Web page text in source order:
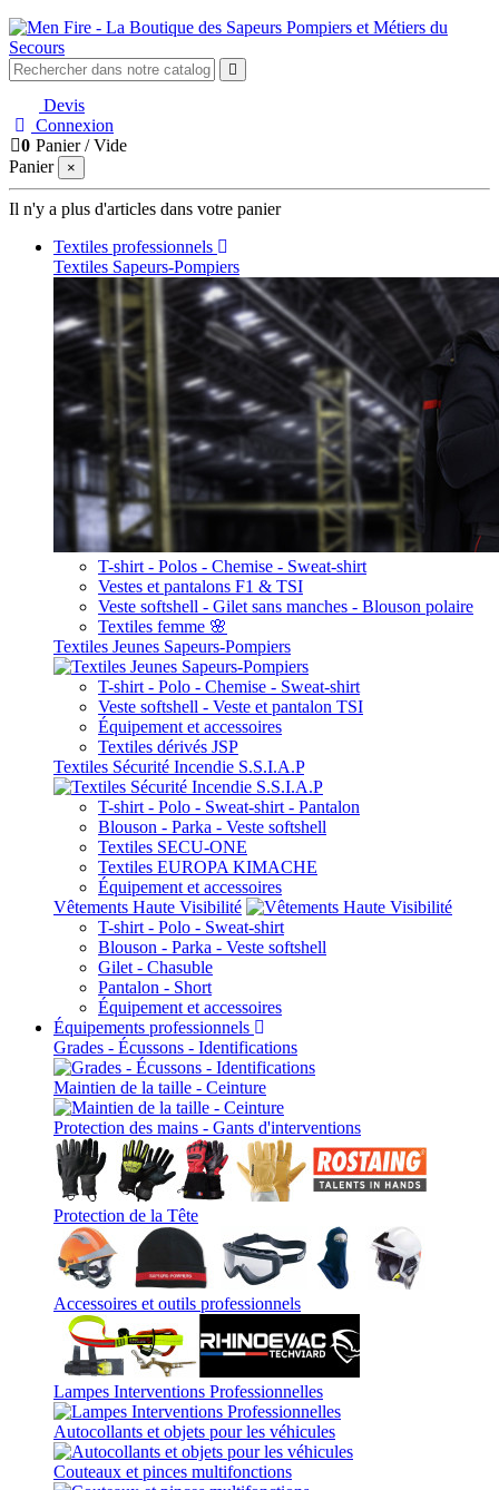
Devis
Connexion
0 Panier /Vide
Panier
×
Il n'y a plus d'articles dans votre panier
Textiles professionnels
Textiles Sapeurs-Pompiers
T-shirt - Polos - Chemise - Sweat-shirt
Vestes et pantalons F1 & TSI
Veste softshell - Gilet sans manches - Blouson polaire
Textiles femme 🌸
Textiles Jeunes Sapeurs-Pompiers
T-shirt - Polo - Chemise - Sweat-shirt
Veste softshell - Veste et pantalon TSI
Équipement et accessoires
Textiles dérivés JSP
Textiles Sécurité Incendie S.S.I.A.P
T-shirt - Polo - Sweat-shirt - Pantalon
Blouson - Parka - Veste softshell
Textiles SECU-ONE
Textiles EUROPA KIMACHE
Équipement et accessoires
Vêtements Haute Visibilité
T-shirt - Polo - Sweat-shirt
Blouson - Parka - Veste softshell
Gilet - Chasuble
Pantalon - Short
Équipement et accessoires
Équipements professionnels
Grades - Écussons - Identifications
Maintien de la taille - Ceinture
Protection des mains - Gants d'interventions
Protection de la Tête
Accessoires et outils professionnels
Lampes Interventions Professionnelles
Autocollants et objets pour les véhicules
Couteaux et pinces multifonctions